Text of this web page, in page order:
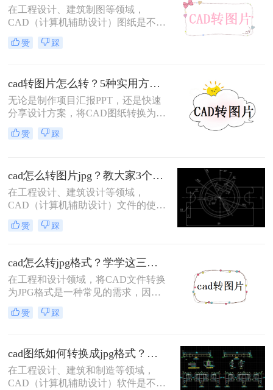
在工程设计、建筑制图等领域，
CAD（计算机辅助设计）图纸是不可
或缺的工具。然而，在某些情况下，
我们需要将这些精确的矢量图形转换
转图片格式呢？本文将详细介绍三种
将CAD图纸转换成图片格式的方法。
赞 踩
cad转图片怎么转？5种实用方法详解！
无论是制作项目汇报PPT，还是快速
分享设计方案，将CAD图纸转换为图
片都是刚需。那么cad转图片怎么转
呢？本文整理5种主流转换方式，涵
赞 踩
cad怎么转图片jpg？教大家3个转换方法！
在工程设计、建筑设计等领域，
CAD（计算机辅助设计）文件的使用
非常普遍。然而，有时候我们需要将
CAD文件转换为常见的图片格式，如
分享。那么cad怎么转图片jpg呢？本
文将介绍三种将CAD文件转换为JPG
图片的方法。
赞 踩
cad怎么转jpg格式？学学这三种转换方法！
在工程和设计领域，将CAD文件转换
为JPG格式是一种常见的需求，因为
JPG格式便于在网页、社交媒体和移
动设备上展示和分享。那么cad怎么转
JPG的任务。
赞 踩
cad图纸如何转换成jpg格式？试试看这三种转换方式！
在工程设计、建筑和制造等领域，
CAD（计算机辅助设计）软件是不可